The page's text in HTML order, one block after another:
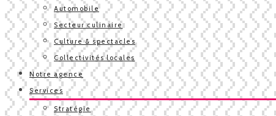
Automobile
Secteur culinaire
Culture & spectacles
Collectivités locales
Notre agence
Services
Stratégie